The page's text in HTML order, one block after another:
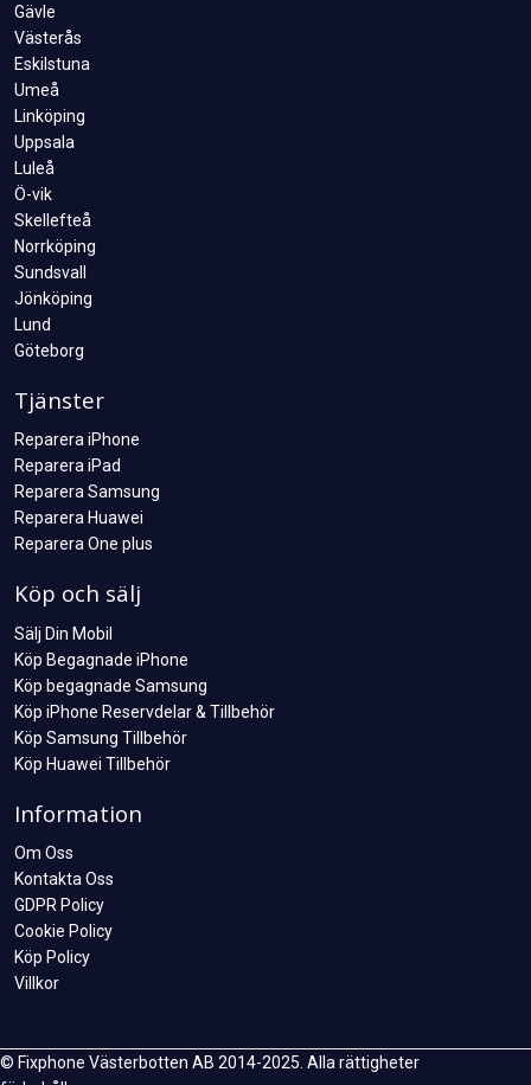
Gävle
Västerås
Eskilstuna
Umeå
Linköping
Uppsala
Luleå
Ö-vik
Skellefteå
Norrköping
Sundsvall
Jönköping
Lund
Göteborg
Tjänster
Reparera iPhone
Reparera iPad
Reparera Samsung
Reparera Huawei
Reparera One plus
Köp och sälj
Sälj Din Mobil
Köp Begagnade iPhone
Köp begagnade Samsung
Köp iPhone Reservdelar & Tillbehör
Köp Samsung Tillbehör
Köp Huawei Tillbehör
Information
Om Oss
Kontakta Oss
GDPR Policy
Cookie Policy
Köp Policy
Villkor
© Fixphone Västerbotten AB 2014-2025. Alla rättigheter